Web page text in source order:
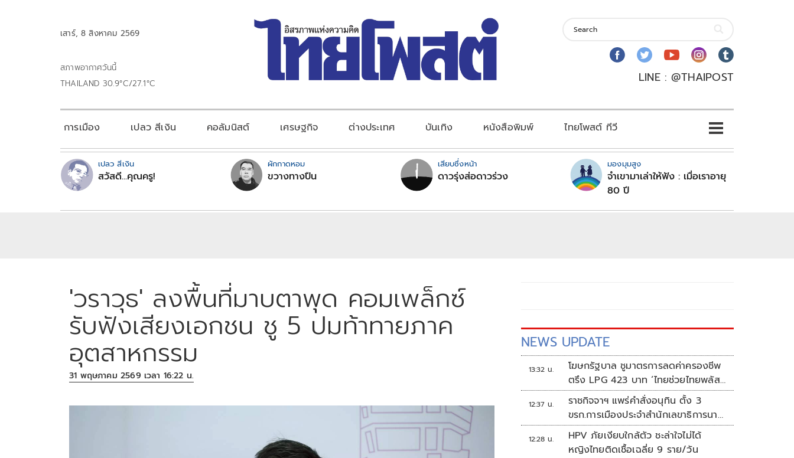
เสาร์, 8 สิงหาคม 2569
สภาพอากาศวันนี้
THAILAND 30.9°C/27.1°C
LINE : @THAIPOST
การเมือง เปลว สีเงิน คอลัมนิสต์ เศรษฐกิจ ต่างประเทศ บันเทิง หนังสือพิมพ์ ไทยโพสต์ ทีวี
เปลว สีเงิน
สวัสดี...คุณครู!
ผักกาดหอม
ขวางทางปืน
เสียบซึ่งหน้า
ดาวรุ่งส่อดาวร่วง
มองมุมสูง
จำเขามาเล่าให้ฟัง : เมื่อเราอายุ
80 ปี
'วราวุธ' ลงพื้นที่มาบตาพุด คอมเพล็กซ์
รับฟังเสียงเอกชน ชู 5 ปมท้าทายภาค
อุตสาหกรรม
31 พฤษภาคม 2569 เวลา 16:22 น.
NEWS UPDATE
13:32 น.
โฆษกรัฐบาล ชูมาตรการลดค่าครองชีพ
ตรึง LPG 423 บาท ‘ไทยช่วยไทยพลัส’
ดันเงินหมุนแสนล้าน
12:37 น.
ราชกิจจาฯ แพร่คำสั่งอนุทิน ตั้ง 3
ขรก.การเมืองประจำสำนักเลขาธิการนา
ยกฯ
12:28 น.
HPV ภัยเงียบใกล้ตัว ชะล่าใจไม่ได้
หญิงไทยติดเชื้อเฉลี่ย 9 ราย/วัน